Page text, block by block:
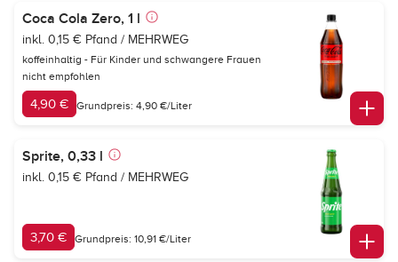
Coca Cola Zero, 1 l
inkl. 0,15 € Pfand / MEHRWEG
koffeinhaltig - Für Kinder und schwangere Frauen
nicht empfohlen
4,90 € Grundpreis: 4,90 €/Liter
Sprite, 0,33 l
inkl. 0,15 € Pfand / MEHRWEG
3,70 € Grundpreis: 10,91 €/Liter